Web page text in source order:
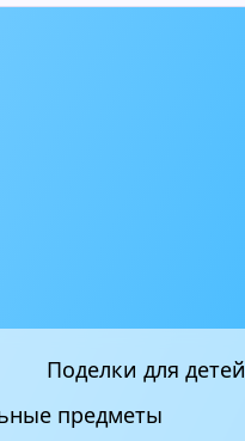
Поделки для детей
предметы